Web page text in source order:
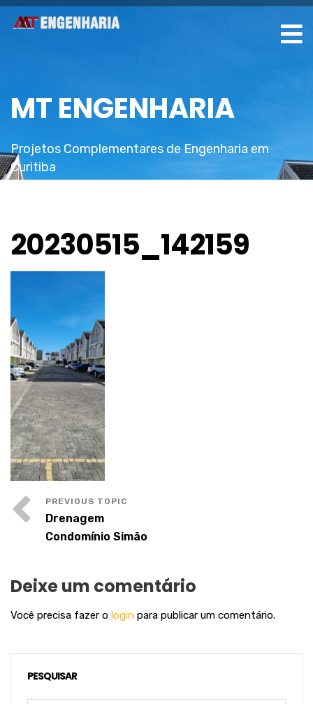
MT ENGENHARIA
Projetos Complementares de Engenharia em
Curitiba
20230515_142159
Drenagem
Condomínio Simão
Deixe um comentário
Você precisa fazer o login para publicar um comentário.
PESQUISAR